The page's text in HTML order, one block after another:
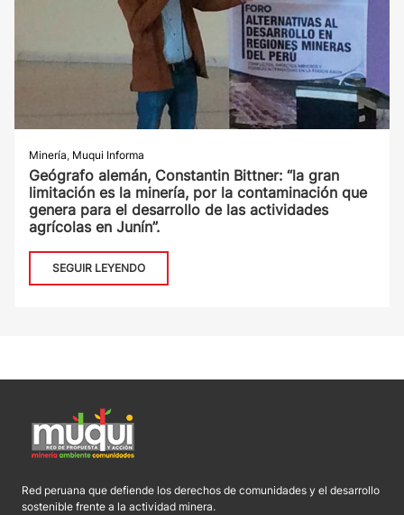
Minería, Muqui Informa
Geógrafo alemán, Constantin Bittner: “la gran
limitación es la minería, por la contaminación que
genera para el desarrollo de las actividades
agrícolas en Junín”.
SEGUIR LEYENDO
Red peruana que defiende los derechos de comunidades y el desarrollo
sostenible frente a la actividad minera.